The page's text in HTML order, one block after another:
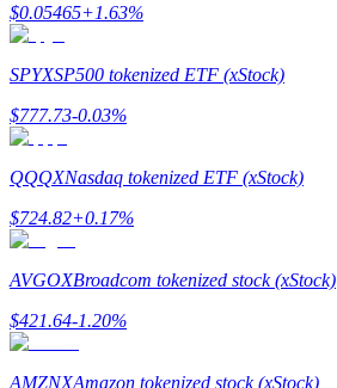
Stratégies de trading
Apprenez à rester rentable
$0.05465+1.63%
SPYXSP500 tokenized ETF (xStock)
$777.73-0.03%
QQQXNasdaq tokenized ETF (xStock)
$724.82+0.17%
AVGOXBroadcom tokenized stock (xStock)
$421.64-1.20%
AMZNXAmazon tokenized stock (xStock)